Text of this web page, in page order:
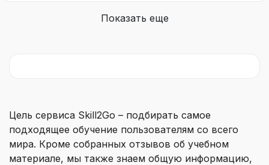
Показать еще
Цель сервиса Skill2Go – подбирать самое
подходящее обучение пользователям со всего
мира. Кроме собранных отзывов об учебном
материале, мы также знаем общую информацию,